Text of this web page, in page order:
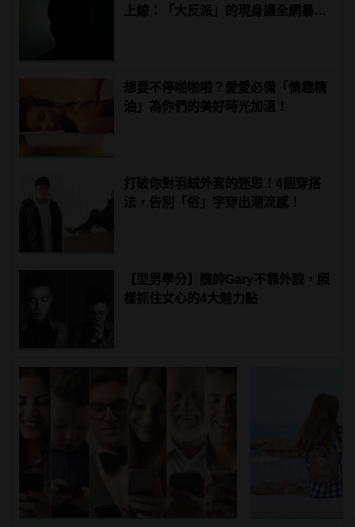
上線：「大反派」的現身讓全網暴
想要不停啪啪啪？愛愛必備「情趣精
油」為你們的美好時光加溫！
打破你對羽絨外套的迷思！4個穿搭
法，告別「俗」字穿出潮流感！
【型男學分】醜帥Gary不靠外貌，照
樣抓住女心的4大魅力點